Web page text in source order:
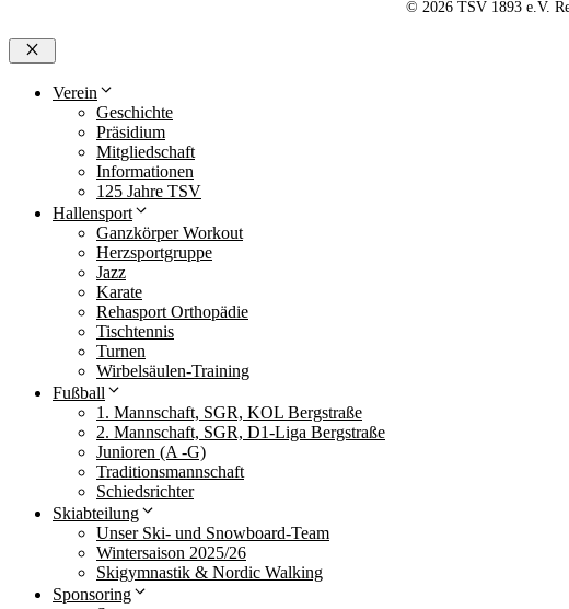
© 2026 TSV 1893 e.V.
Schließen
Verein
Geschichte
Präsidium
Mitgliedschaft
Informationen
125 Jahre TSV
Hallensport
Ganzkörper Workout
Herzsportgruppe
Jazz
Karate
Rehasport Orthopädie
Tischtennis
Turnen
Wirbelsäulen-Training
Fußball
1. Mannschaft, SGR, KOL Bergstraße
2. Mannschaft, SGR, D1-Liga Bergstraße
Junioren (A -G)
Traditionsmannschaft
Schiedsrichter
Skiabteilung
Unser Ski- und Snowboard-Team
Wintersaison 2025/26
Skigymnastik & Nordic Walking
Sponsoring